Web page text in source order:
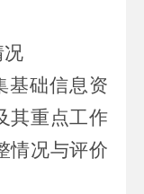
况
基础信息资
其重点工作
情况与评价